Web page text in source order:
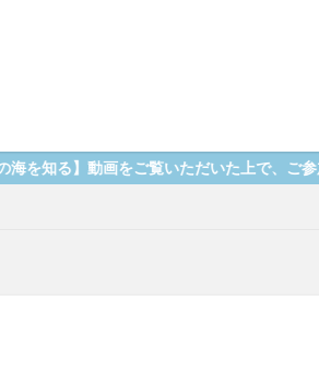
ご覧いただいた上で、ご参加ください。